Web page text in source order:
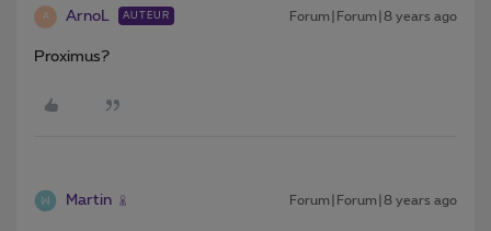
A ArnoL AUTEUR Forum|Forum|8 years ago
Proximus?
Martin Forum|Forum|8 years ago